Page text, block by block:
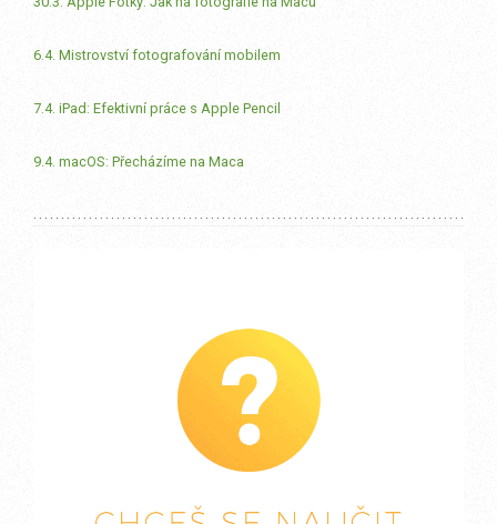
6.4. Mistrovství fotografování mobilem
7.4. iPad: Efektivní práce s Apple Pencil
9.4. macOS: Přecházíme na Maca